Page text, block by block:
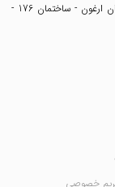
تهران - شهر گلستان - بلوار گلستان - میدان ارغون - ساختمان 176 -
خصوصی